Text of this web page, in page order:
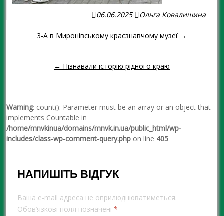
06.06.2025 Ольга Ковалишина
Навігація повідомленням
3-А в Миронівському краєзнавчому музеї →
← Пізнавали історію рідного краю
Warning: count(): Parameter must be an array or an object that
implements Countable in
/home/mnvkinua/domains/mnvk.in.ua/public_html/wp-
includes/class-wp-comment-query.php on line 405
НАПИШІТЬ ВІДГУК
Ваша e-mail адреса не оприлюднюватиметься.
Обов’язкові поля позначені *